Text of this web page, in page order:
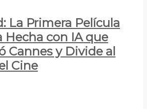
La Primera Película
Hecha con IA que
Cannes y Divide al
Cine